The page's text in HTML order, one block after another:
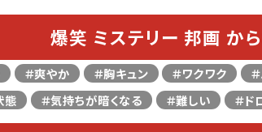
爆笑 ミステリー 邦画 か
＃爽やか ＃胸キュン ＃ワクワク
態 ＃気持ちが暗くなる ＃難しい ＃ド